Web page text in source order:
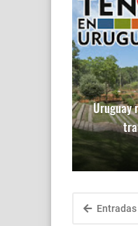
Uruguay